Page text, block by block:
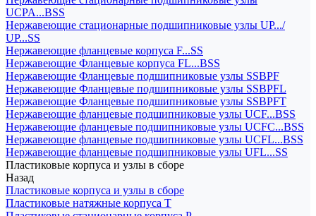
UCPA...BSS
Нержавеющие стационарные подшипниковые узлы UP.../
UP...SS
Нержавеющие фланцевые корпуса F...SS
Нержавеющие Фланцевые корпуса FL...BSS
Нержавеющие Фланцевые подшипниковые узлы SSBPF
Нержавеющие Фланцевые подшипниковые узлы SSBPFL
Нержавеющие Фланцевые подшипниковые узлы SSBPFT
Нержавеющие фланцевые подшипниковые узлы UCF...BSS
Нержавеющие фланцевые подшипниковые узлы UCFC...BSS
Нержавеющие фланцевые подшипниковые узлы UCFL...BSS
Нержавеющие фланцевые подшипниковые узлы UFL...SS
Пластиковые корпуса и узлы в сборе
Назад
Пластиковые корпуса и узлы в сборе
Пластиковые натяжные корпуса T